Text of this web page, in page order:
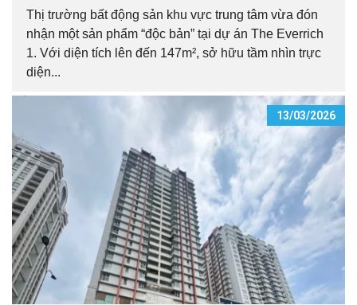
Thị trường bất động sản khu vực trung tâm vừa đón
nhận một sản phẩm “độc bản” tại dự án The Everrich
1. Với diện tích lên đến 147m², sở hữu tầm nhìn trực
diện...
13/03/2026